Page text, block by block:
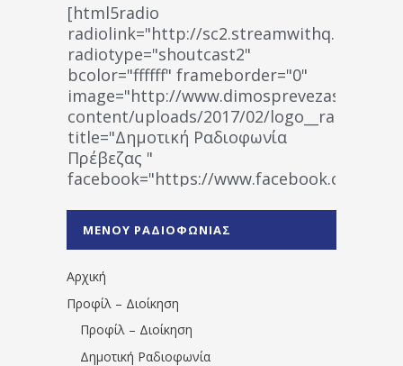
[html5radio
radiolink="http://
radiotype="shoutcast2"
bcolor="ffffff" frameborder="0"
image="http://www.dimosprevezas.gr/wp-
content/uploads/2017/02/
title="Δημοτική Ραδιοφωνία
Πρέβεζας "
facebook="https://www.facebook.com/
1531194763766854/" artist="" ]
ΜΕΝΟΥ ΡΑΔΙΟΦΩΝΙΑΣ
Αρχική
Προφίλ – Διοίκηση
Προφίλ – Διοίκηση
Δημοτική Ραδιοφωνία